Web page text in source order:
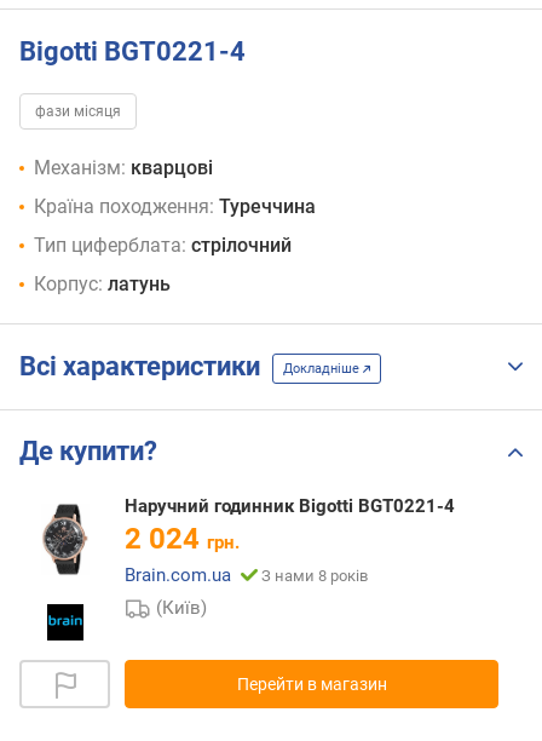
Bigotti BGT0221-4
фази місяця
Механізм: кварцові
Країна походження: Туреччина
Тип циферблата: стрілочний
Корпус: латунь
Всі характеристики Докладніше
Де купити?
Наручний годинник Bigotti BGT0221-4
2 024 грн.
Brain.com.ua
З нами 8 років
(Київ)
Перейти в магазин